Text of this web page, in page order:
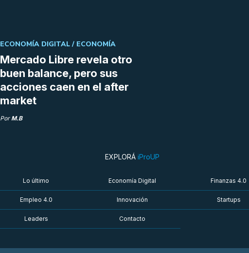
Mercado Libre revela otro
buen balance, pero sus
acciones caen en el after
market
ECONOMÍA DIGITAL / ECONOMÍA
Por M.B
EXPLORÁ iProUP
Lo último Economía Digital Finanzas 4.0
Empleo 4.0 Innovación Startups
Leaders Contacto